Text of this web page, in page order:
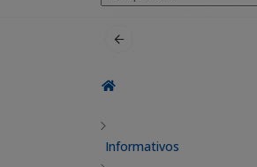
por:
Informativos